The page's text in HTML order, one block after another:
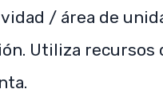
/ área de
Utiliza recursos